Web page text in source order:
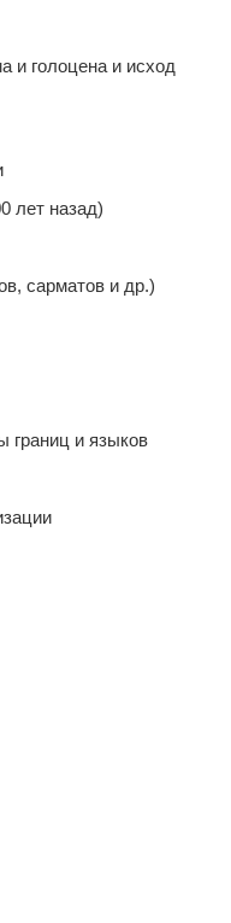
и голоцена и исход
лет назад)
сарматов и др.)
границ и языков